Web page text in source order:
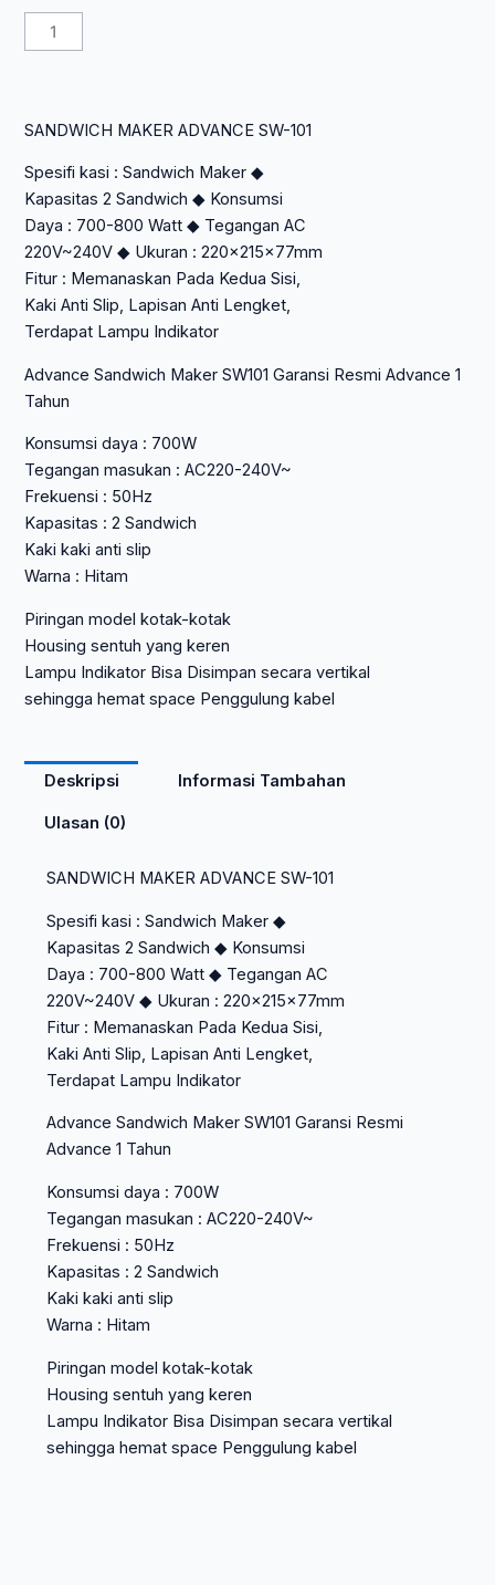
Kuantitas
SANDWICH
SW-
SANDWICH MAKER ADVANCE SW-101
Spesifi kasi : Sandwich Maker ◆
Kapasitas 2 Sandwich ◆ Konsumsi
Daya : 700-800 Watt ◆ Tegangan AC
220V~240V ◆ Ukuran : 220x215x77mm
Fitur : Memanaskan Pada Kedua Sisi,
Kaki Anti Slip, Lapisan Anti Lengket,
Terdapat Lampu Indikator
Advance Sandwich Maker SW101 Garansi Resmi Advance 1
Tahun
Konsumsi daya : 700W
Tegangan masukan : AC220-240V~
Frekuensi : 50Hz
Kapasitas : 2 Sandwich
Kaki kaki anti slip
Warna : Hitam
Piringan model kotak-kotak
Housing sentuh yang keren
Lampu Indikator Bisa Disimpan secara vertikal
sehingga hemat space Penggulung kabel
Deskripsi Informasi Tambahan
Ulasan (0)
SANDWICH MAKER ADVANCE SW-101
Spesifi kasi : Sandwich Maker ◆
Kapasitas 2 Sandwich ◆ Konsumsi
Daya : 700-800 Watt ◆ Tegangan AC
220V~240V ◆ Ukuran : 220x215x77mm
Fitur : Memanaskan Pada Kedua Sisi,
Kaki Anti Slip, Lapisan Anti Lengket,
Terdapat Lampu Indikator
Advance Sandwich Maker SW101 Garansi Resmi
Advance 1 Tahun
Konsumsi daya : 700W
Tegangan masukan : AC220-240V~
Frekuensi : 50Hz
Kapasitas : 2 Sandwich
Kaki kaki anti slip
Warna : Hitam
Piringan model kotak-kotak
Housing sentuh yang keren
Lampu Indikator Bisa Disimpan secara vertikal
sehingga hemat space Penggulung kabel